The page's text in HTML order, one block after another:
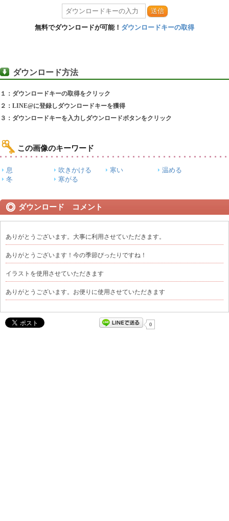
送信
無料でダウンロードが可能！ ダウンロードキーの取得
ダウンロード方法
１：ダウンロードキーの取得をクリック
２：LINE@に登録しダウンロードキーを獲得
３：ダウンロードキーを入力しダウンロードボタンをクリック
この画像のキーワード
息 吹きかける 寒い
温める
冬
寒がる
ダウンロード コメント
ありがとうございます。大事に利用させていただきます。
ありがとうございます！今の季節ぴったりですね！
イラストを使用させていただきます
ありがとうございます。お便りに使用させていただきます
0